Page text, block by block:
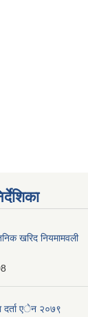
खरिद नियमामवली
दर्ता एेन २०७९